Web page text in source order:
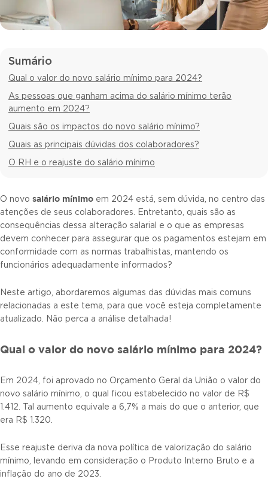
Sumário
Qual o valor do novo salário mínimo para 2024?
As pessoas que ganham acima do salário mínimo terão
aumento em 2024?
Quais são os impactos do novo salário mínimo?
Quais as principais dúvidas dos colaboradores?
O RH e o reajuste do salário mínimo
O novo salário mínimo em 2024 está, sem dúvida, no centro das
atenções de seus colaboradores. Entretanto, quais são as
consequências dessa alteração salarial e o que as empresas
devem conhecer para assegurar que os pagamentos estejam em
conformidade com as normas trabalhistas, mantendo os
funcionários adequadamente informados?
Neste artigo, abordaremos algumas das dúvidas mais comuns
relacionadas a este tema, para que você esteja completamente
atualizado. Não perca a análise detalhada!
Qual o valor do novo salário mínimo para 2024?
Em 2024, foi aprovado no Orçamento Geral da União o valor do
novo salário mínimo, o qual ficou estabelecido no valor de R$
1.412. Tal aumento equivale a 6,7% a mais do que o anterior, que
era R$ 1.320.
Esse reajuste deriva da nova política de valorização do salário
mínimo, levando em consideração o Produto Interno Bruto e a
inflação do ano de 2023.